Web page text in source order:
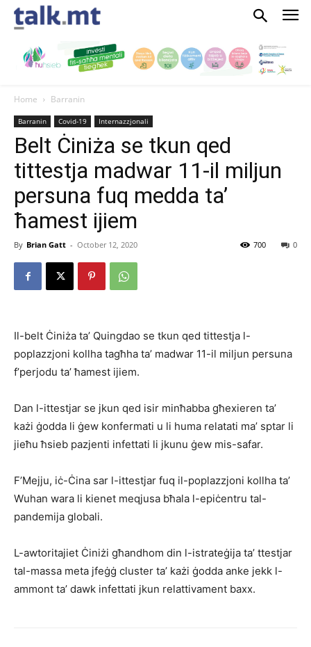
Home Barranin
Barranin Covid-19 Internazzjonali
Belt Ċiniża se tkun qed
tittestja madwar 11-il miljun
persuna fuq medda ta’
ħamest ijiem
By Brian Gatt - October 12, 2020 0
700
Il-belt Ċiniża ta’ Quingdao se tkun qed tittestja l-
poplazzjoni kollha tagħha ta’ madwar 11-il miljun persuna
f’perjodu ta’ ħamest ijiem.
Dan l-ittestjar se jkun qed isir minħabba għexieren ta’
każi ġodda li ġew konfermati u li huma relatati ma’ sptar li
jieħu ħsieb pazjenti infettati li jkunu ġew mis-safar.
F’Mejju, iċ-Ċina sar l-ittestjar fuq il-poplazzjoni kollha ta’
Wuhan wara li kienet meqjusa bħala l-epiċentru tal-
pandemija globali.
L-awtoritajiet Ċiniżi għandhom din l-istrateġija ta’ ttestjar
tal-massa meta jfeġġ cluster ta’ każi ġodda anke jekk l-
ammont ta’ dawk infettati jkun relattivament baxx.